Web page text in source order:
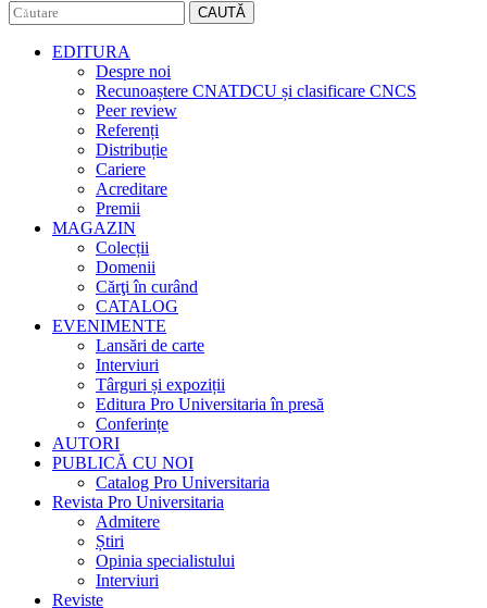
CAUTĂ
EDITURA
Despre noi
Recunoaștere CNATDCU și clasificare CNCS
Peer review
Referenți
Distribuție
Cariere
Acreditare
Premii
MAGAZIN
Colecții
Domenii
Cărţi în curând
CATALOG
EVENIMENTE
Lansări de carte
Interviuri
Târguri și expoziții
Editura Pro Universitaria în presă
Conferințe
AUTORI
PUBLICĂ CU NOI
Catalog Pro Universitaria
Revista Pro Universitaria
Admitere
Știri
Opinia specialistului
Interviuri
Reviste